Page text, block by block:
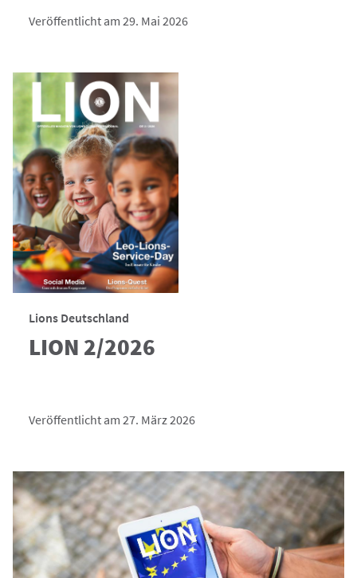
Veröffentlicht am 29. Mai 2026
Lions Deutschland
LION 2/2026
Veröffentlicht am 27. März 2026